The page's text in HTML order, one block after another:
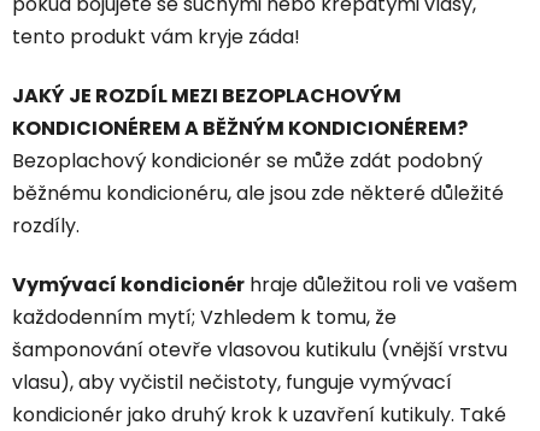
tento produkt vám kryje záda!
JAKÝ JE ROZDÍL MEZI BEZOPLACHOVÝM
KONDICIONÉREM A BĚŽNÝM KONDICIONÉREM?
Bezoplachový kondicionér se může zdát podobný
běžnému kondicionéru, ale jsou zde některé důležité
rozdíly.
Vymývací kondicionér hraje důležitou roli ve vašem
každodenním mytí; Vzhledem k tomu, že
šamponování otevře vlasovou kutikulu (vnější vrstvu
vlasu), aby vyčistil nečistoty, funguje vymývací
kondicionér jako druhý krok k uzavření kutikuly. Také